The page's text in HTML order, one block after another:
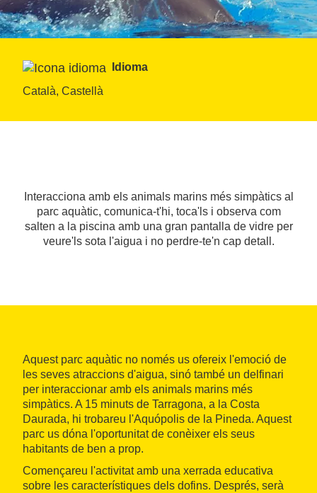
Idioma
Català, Castellà
Interacciona amb els animals marins més simpàtics al
parc aquàtic, comunica-t'hi, toca'ls i observa com
salten a la piscina amb una gran pantalla de vidre per
veure'ls sota l'aigua i no perdre-te'n cap detall.
Aquest parc aquàtic no només us ofereix l'emoció de
les seves atraccions d'aigua, sinó també un delfinari
per interaccionar amb els animals marins més
simpàtics. A 15 minuts de Tarragona, a la Costa
Daurada, hi trobareu l'Aquópolis de la Pineda. Aquest
parc us dóna l'oportunitat de conèixer els seus
habitants de ben a prop.
Començareu l'activitat amb una xerrada educativa
sobre les característiques dels dofins. Després, serà